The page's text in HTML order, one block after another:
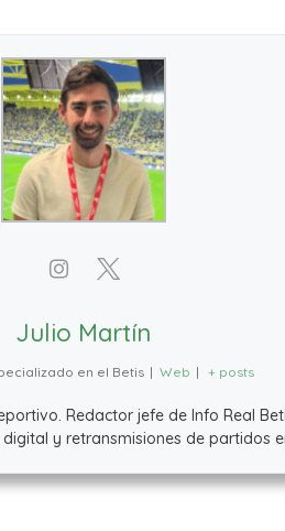
Julio Martín
en el Betis | Web | + posts
Redactor jefe de Info Real
y retransmisiones de partidos